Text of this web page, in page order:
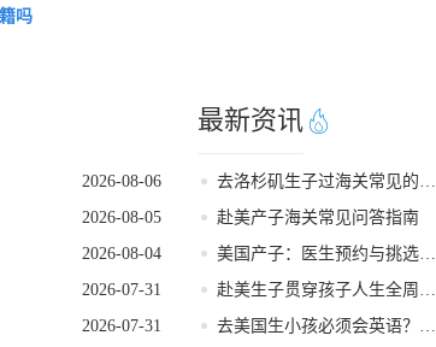
吗
2026-08-06
2026-08-05
2026-08-04
2026-07-31
2026-07-31
最新资讯
去洛杉矶生子过海关常见的五个遣返原因
赴美产子海关常见问答指南
美国产子：医生预约与挑选指南
赴美生子贯穿孩子人生全周期的身份红利
去美国生小孩必须会英语？看完这篇就不焦虑了